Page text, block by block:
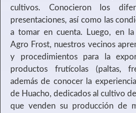
cultivos. Conocieron los
presentaciones, así como las
a tomar en cuenta. Luego, en
Agro Frost, nuestros vecinos
y procedimientos para la
productos frutícolas (paltas,
además de conocer la
de Huacho, dedicados al cultivo
que venden su producción de